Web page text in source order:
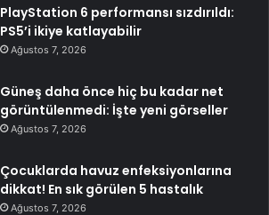
PlayStation 6 performansı sızdırıldı:
PS5’i ikiye katlayabilir
Ağustos 7, 2026
Güneş daha önce hiç bu kadar net
görüntülenmedi: İşte yeni görseller
Ağustos 7, 2026
Çocuklarda havuz enfeksiyonlarına
dikkat! En sık görülen 5 hastalık
Ağustos 7, 2026